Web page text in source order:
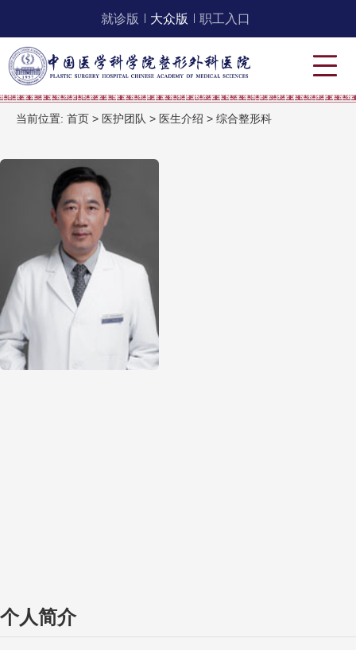
就诊版 大众版 职工入口
当前位置: 首页 > 医护团队 > 医生介绍 > 综合整形科
个人简介